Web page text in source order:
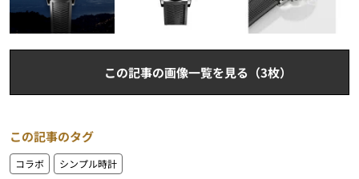
この記事の画像一覧を見る（3枚）
この記事のタグ
コラボ シンプル時計